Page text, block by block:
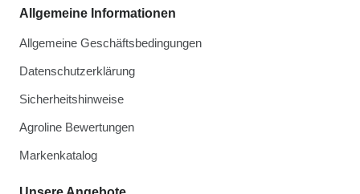
Allgemeine Informationen
Allgemeine Geschäftsbedingungen
Datenschutzerklärung
Sicherheitshinweise
Agroline Bewertungen
Markenkatalog